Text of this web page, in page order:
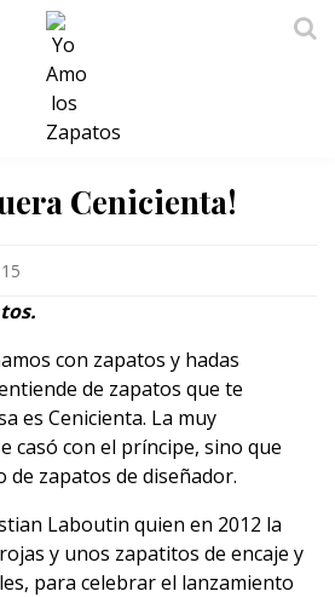
Cenicienta!
con zapatos y hadas
de zapatos que te
es Cenicienta. La muy
casó con el príncipe, sino que
zapatos de diseñador.
Laboutin quien en 2012 la
y unos zapatitos de encaje y
para celebrar el lanzamiento